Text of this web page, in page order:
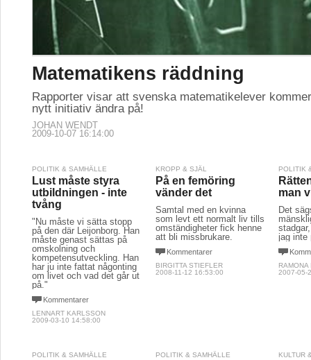
Matematikens räddning
Rapporter visar att svenska matematikelever
nytt initiativ ändra på!
JOHAN WENDT
2009-10-07 16:14:00
POLITIK & SAMHÄLLE
Lust måste styra
utbildningen - inte
tvång
"Nu måste vi sätta stopp
på den där Leijonborg. Han
måste genast sättas på
omskolning och
kompetensutveckling. Han
har ju inte fattat någonting
om livet och vad det går ut
på."
Kommentarer
LENNART KARLSSON
2009-03-10 14:58:00
KROPP & SJÄL
På en femöring
vänder det
Samtal med en kvinna
som levt ett normalt liv tills
omständigheter fick henne
att bli missbrukare.
Kommentarer
BIRGITTA STIEFLER
2008-11-12 16:53:00
POLITIK
man
Det
jag inte
RAMONA
2007-05-
POLITIK & SAMHÄLLE POLITIK & SAMHÄLLE KULTUR